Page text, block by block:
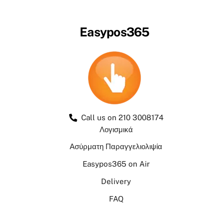
Easypos365
Call us on 210 3008174
Λογισμικά
Ασύρματη Παραγγελιολιψία
Easypos365 on Air
Delivery
FAQ